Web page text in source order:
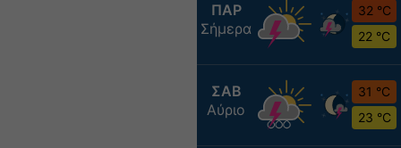
ΠΑΡ
Σήμερα
32 °C
22 °C
ΣΑΒ
Αύριο
31 °C
23 °C